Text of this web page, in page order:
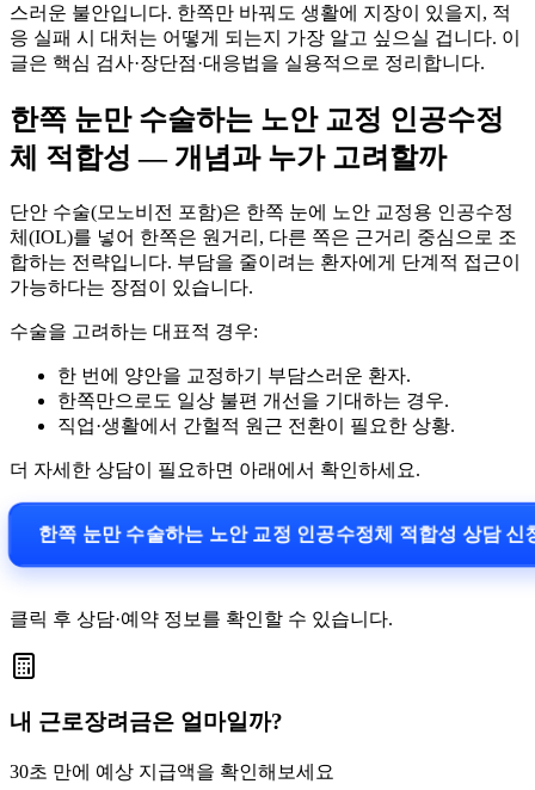
스러운 불안입니다. 한쪽만 바꿔도 생활에 지장이 있을지, 적
응 실패 시 대처는 어떻게 되는지 가장 알고 싶으실 겁니다. 이
글은 핵심 검사·장단점·대응법을 실용적으로 정리합니다.
한쪽 눈만 수술하는 노안 교정 인공수정
체 적합성 — 개념과 누가 고려할까
단안 수술(모노비전 포함)은 한쪽 눈에 노안 교정용 인공수정
체(IOL)를 넣어 한쪽은 원거리, 다른 쪽은 근거리 중심으로 조
합하는 전략입니다. 부담을 줄이려는 환자에게 단계적 접근이
가능하다는 장점이 있습니다.
수술을 고려하는 대표적 경우:
한 번에 양안을 교정하기 부담스러운 환자.
한쪽만으로도 일상 불편 개선을 기대하는 경우.
직업·생활에서 간헐적 원근 전환이 필요한 상황.
더 자세한 상담이 필요하면 아래에서 확인하세요.
한쪽 눈만 수술하는 노안 교정 인공수정체 적합성 상담
클릭 후 상담·예약 정보를 확인할 수 있습니다.
내 근로장려금은 얼마일까?
30초 만에 예상 지급액을 확인해보세요